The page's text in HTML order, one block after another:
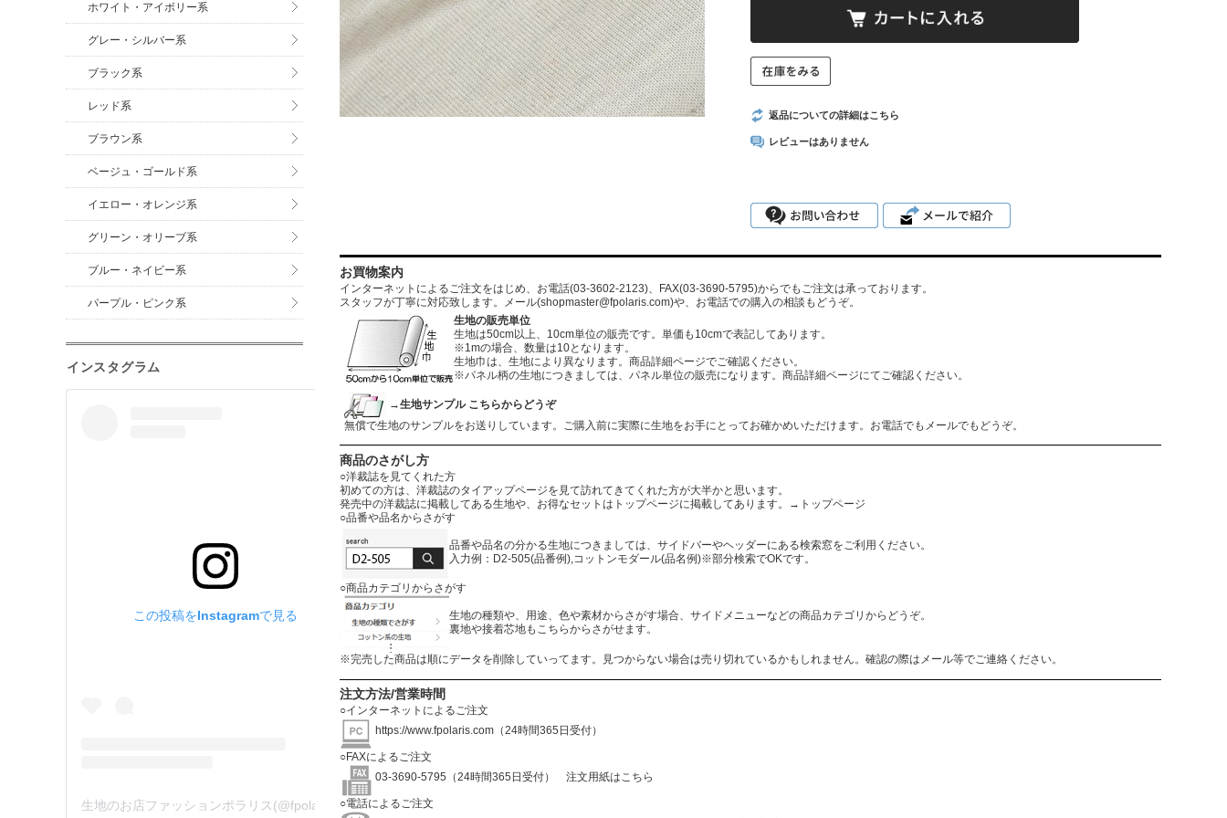
返品についての詳細はこちら
レビューはありません
お買物案内
インターネットによるご注文をはじめ、お電話(03-3602-2123)、FAX(03-3690-5795)からでもご注文は承っております。
スタッフが丁寧に対応致します。メール(shopmaster@fpolaris.com)や、お電話での購入の相談もどうぞ。
生地の販売単位
生地は50cm以上、10cm単位の販売です。単価も10cmで表記してあります。
※1mの場合、数量は10となります。
生地巾は、生地により異なります。商品詳細ページでご確認ください。
※パネル柄の生地につきましては、パネル単位の販売になります。商品詳細ページにてご確認ください。
→生地サンプル こちらからどうぞ
無償で生地のサンプルをお送りしています。ご購入前に実際に生地をお手にとってお確かめいただけます。お電話でもメールでもどうぞ。
商品のさがし方
○洋裁誌を見てくれた方
初めての方は、洋裁誌のタイアップページを見て訪れてきてくれた方が大半かと思います。
発売中の洋裁誌に掲載してある生地や、お得なセットはトップページに掲載してあります。
→トップページ
○品番や品名からさがす
品番や品名の分かる生地につきましては、サイドバーやヘッダーにある検索窓をご利用ください。
入力例：D2-505(品番例),コットンモダール(品名例)※部分検索でOKです。
○商品カテゴリからさがす
生地の種類や、用途、色や素材からさがす場合、サイドメニューなどの商品カテゴリからどうぞ。
裏地や接着芯地もこちらからさがせます。
※完売した商品は順にデータを削除していってます。見つからない場合は売り切れているかもしれません。確認の際はメール等でご連絡ください。
注文方法/営業時間
○インターネットによるご注文
https://www.fpolaris.com （24時間365日受付）
○FAXによるご注文
03-3690-5795（24時間365日受付）
注文用紙はこちら
○電話によるご注文
ホワイト・アイボリー系
グレー・シルバー系
ブラック系
レッド系
ブラウン系
ベージュ・ゴールド系
イエロー・オレンジ系
グリーン・オリーブ系
ブルー・ネイビー系
パープル・ピンク系
インスタグラム
この投稿をInstagramで見る
生地のお店ファッションポラリス(@fpolaris_textile)がシェアした投稿